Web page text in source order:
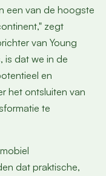
een van de hoogste
zegt
van Young
is dat we in de
en
het ontsluiten van
te
dat praktische,